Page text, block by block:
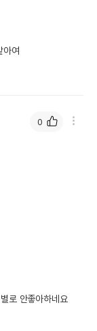
아여
로 안좋아하네요
0